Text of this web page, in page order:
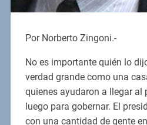
Por Norberto Zingoni.-
No es importante quién lo
verdad grande como una
quienes ayudaron a llegar al
luego para gobernar. El
con una cantidad de gente